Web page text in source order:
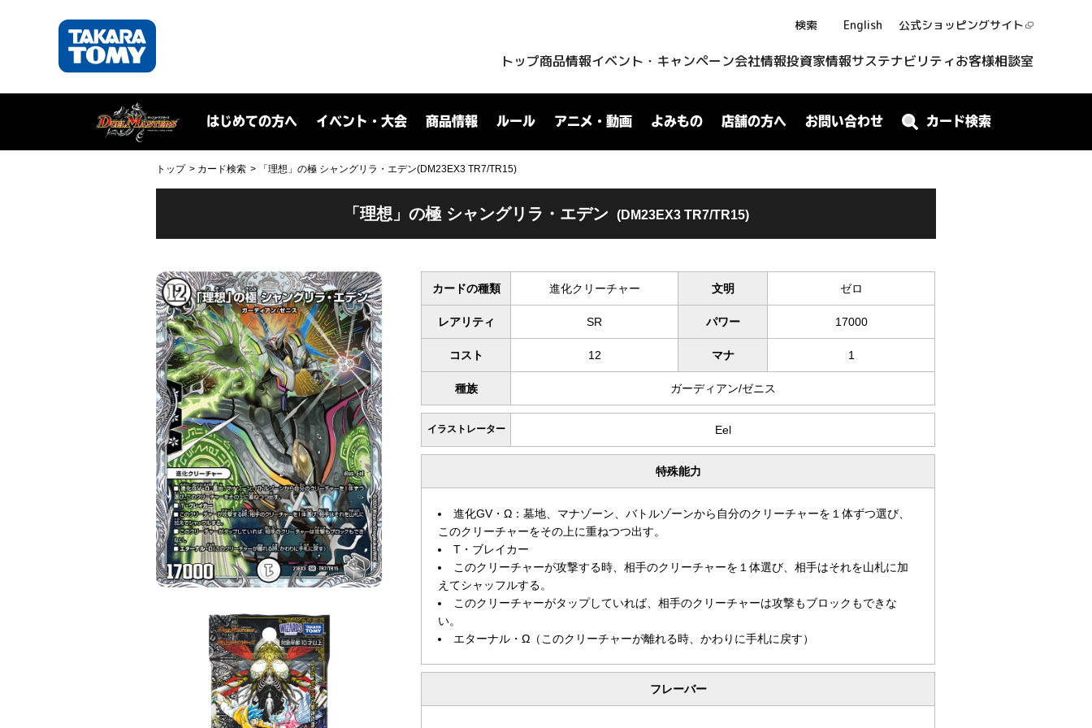
検索 English 公式ショッピングサイト
トップ商品情報イベント・キャンペーン会社情報投資家情報サステナビリティお客様相談室
はじめての方へ イベント・大会 商品情報 ルール アニメ・動画 よみもの 店舗の方へ お問い合わせ カード検索
トップ カード検索 「理想」の極 シャングリラ・エデン(DM23EX3 TR7/TR15)
「理想」の極 シャングリラ・エデン (DM23EX3 TR7/TR15)
カードの種類 進化クリーチャー 文明 ゼロ
レアリティ SR パワー 17000
コスト 12 マナ 1
種族 ガーディアン/ゼニス
イラストレーター Eel
特殊能力
進化GV・Ω：墓地、マナゾーン、バトルゾーンから自分のクリーチャーを１体ずつ選び、
このクリーチャーをその上に重ねつつ出す。
T・ブレイカー
このクリーチャーが攻撃する時、相手のクリーチャーを１体選び、相手はそれを山札に加
えてシャッフルする。
このクリーチャーがタップしていれば、相手のクリーチャーは攻撃もブロックもできな
い。
エターナル・Ω（このクリーチャーが離れる時、かわりに手札に戻す）
フレーバー